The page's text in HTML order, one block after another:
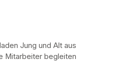
Jung und Alt aus
Mitarbeiter begleiten